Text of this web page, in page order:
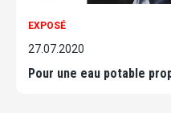
EXPOSÉ
27.07.2020
Pour une eau potable